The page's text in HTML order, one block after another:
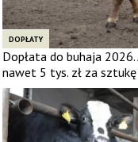
DOPŁATY
Dopłata do buhaja 2026.
nawet 5 tys. zł za sztukę